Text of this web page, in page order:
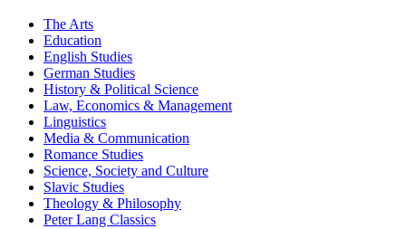
The Arts
Education
English Studies
German Studies
History & Political Science
Law, Economics & Management
Linguistics
Media & Communication
Romance Studies
Science, Society and Culture
Slavic Studies
Theology & Philosophy
Peter Lang Classics